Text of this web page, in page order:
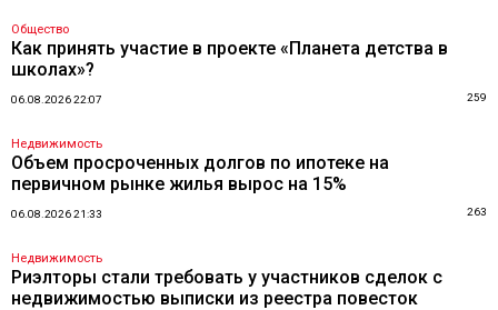
Общество
Как принять участие в проекте «Планета детства в
школах»?
06.08.2026 22:07 259
Недвижимость
Объем просроченных долгов по ипотеке на
первичном рынке жилья вырос на 15%
06.08.2026 21:33 263
Недвижимость
Риэлторы стали требовать у участников сделок с
недвижимостью выписки из реестра повесток